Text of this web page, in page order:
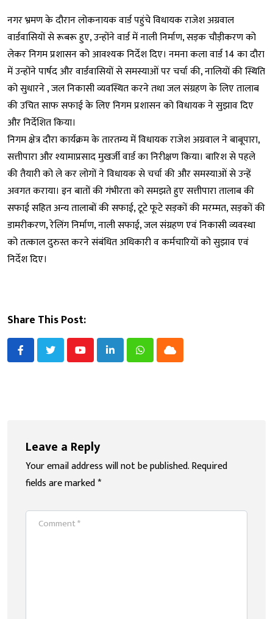
नगर भ्रमण के दौरान लोकनायक वार्ड पहुंचे विधायक राजेश अग्रवाल
वार्डवासियों से रूबरू हुए, उन्होंने वार्ड में नाली निर्माण, सड़क चौड़ीकरण को
लेकर निगम प्रशासन को आवश्यक निर्देश दिए। नमना कला वार्ड 14 का दौरा
में उन्होंने पार्षद और वार्डवासियों से समस्याओं पर चर्चा की, नालियों की स्थिति
को सुधारने , जल निकासी व्यवस्थित करने तथा जल संग्रहण के लिए तालाब
की उचित साफ सफाई के लिए निगम प्रशासन को विधायक ने सुझाव दिए
और निर्देशित किया।
निगम क्षेत्र दौरा कार्यक्रम के तारतम्य में विधायक राजेश अग्रवाल ने बाबूपारा,
सत्तीपारा और श्यामाप्रसाद मुखर्जी वार्ड का निरीक्षण किया। बारिश से पहले
की तैयारी को ले कर लोगों ने विधायक से चर्चा की और समस्याओं से उन्हें
अवगत कराया। इन बातों की गंभीरता को समझते हुए सत्तीपारा तालाब की
सफाई सहित अन्य तालाबों की सफाई, टूटे फूटे सड़कों की मरम्मत, सड़कों की
डामरीकरण, रेलिंग निर्माण, नाली सफाई, जल संग्रहण एवं निकासी व्यवस्था
को तत्काल दुरुस्त करने संबंधित अधिकारी व कर्मचारियों को सुझाव एवं
निर्देश दिए।
Share This Post:
YoutubeLinkedInWhatsappCloud
Leave a Reply
Your email address will not be published.Required
fields are marked*